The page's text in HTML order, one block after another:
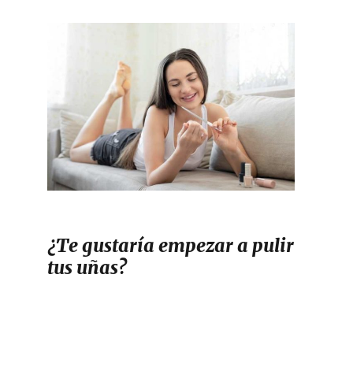
¿Te gustaría empezar a pulir
tus uñas?